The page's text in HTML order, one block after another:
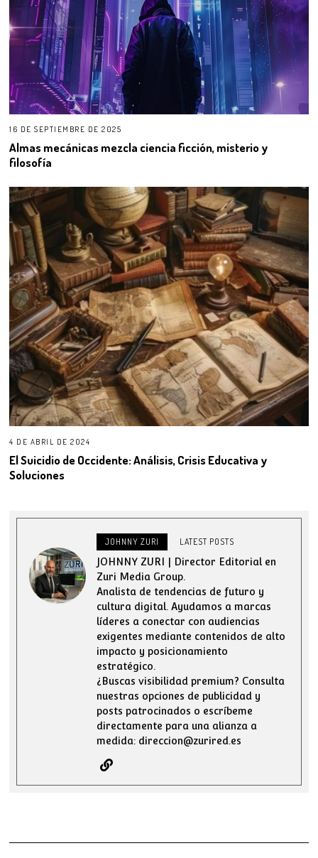
16 DE SEPTIEMBRE DE 2025
Almas mecánicas mezcla ciencia ficción, misterio y
filosofía
4 DE ABRIL DE 2024
El Suicidio de Occidente: Análisis, Crisis Educativa y
Soluciones
JOHNNY ZURI LATEST POSTS
JOHNNY ZURI | Director Editorial en
Zuri Media Group.
Analista de tendencias de futuro y
cultura digital. Ayudamos a marcas
líderes a conectar con audiencias
exigentes mediante contenidos de alto
impacto y posicionamiento
estratégico.
¿Buscas visibilidad premium? Consulta
nuestras opciones de publicidad y
posts patrocinados o escríbeme
directamente para una alianza a
medida: direccion@zurired.es